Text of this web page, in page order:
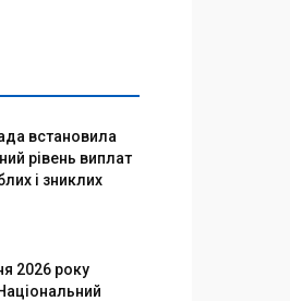
встановила
рівень виплат
і зниклих
2026 року